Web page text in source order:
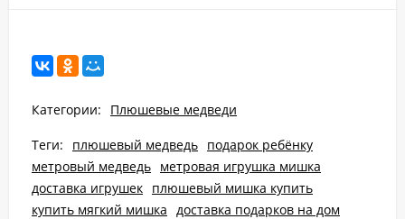
Категории: Плюшевые медведи
Теги: плюшевый медведь подарок ребёнку
метровый медведь метровая игрушка мишка
доставка игрушек плюшевый мишка купить
купить мягкий мишка доставка подарков на дом